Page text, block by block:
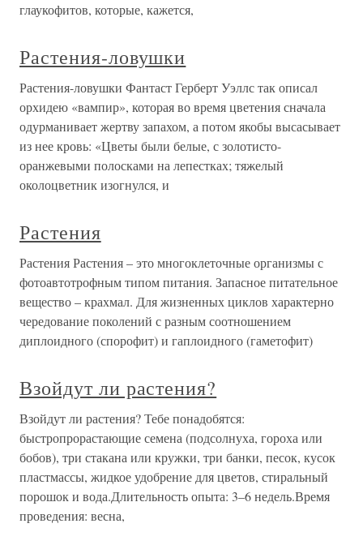
глаукофитов, которые, кажется,
Растения-ловушки
Растения-ловушки Фантаст Герберт Уэллс так описал
орхидею «вампир», которая во время цветения сначала
одурманивает жертву запахом, а потом якобы высасывает
из нее кровь: «Цветы были белые, с золотисто-
оранжевыми полосками на лепестках; тяжелый
околоцветник изогнулся, и
Растения
Растения Растения – это многоклеточные организмы с
фотоавтотрофным типом питания. Запасное питательное
вещество – крахмал. Для жизненных циклов характерно
чередование поколений с разным соотношением
диплоидного (спорофит) и гаплоидного (гаметофит)
Взойдут ли растения?
Взойдут ли растения? Тебе понадобятся:
быстропрорастающие семена (подсолнуха, гороха или
бобов), три стакана или кружки, три банки, песок, кусок
пластмассы, жидкое удобрение для цветов, стиральный
порошок и вода.Длительность опыта: 3–6 недель.Время
проведения: весна,